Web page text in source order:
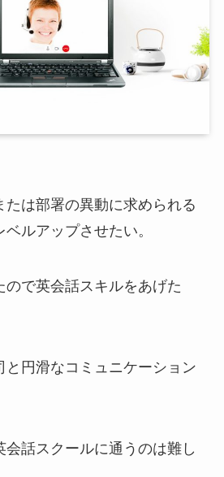
たは部署の異動に求められる
ルアップさせたい。
ので英会話スキルをあげた
と円滑なコミュニケーション
会話スクールに通うのは難し